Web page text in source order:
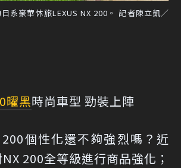
系豪華休旅LEXUS NX 200。 記者陳立凱／
曜黑時尚車型 勁裝上陣
200個性化還不夠強烈嗎？近
200全等級進行商品強化；